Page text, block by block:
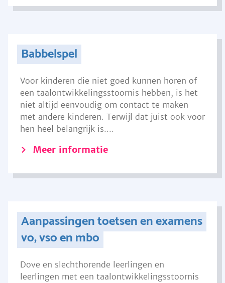
Babbelspel
Voor kinderen die niet goed kunnen horen of
een taalontwikkelingsstoornis hebben, is het
niet altijd eenvoudig om contact te maken
met andere kinderen. Terwijl dat juist ook voor
hen heel belangrijk is....
Meer informatie
Aanpassingen toetsen en examens
vo, vso en mbo
Dove en slechthorende leerlingen en
leerlingen met een taalontwikkelingsstoornis